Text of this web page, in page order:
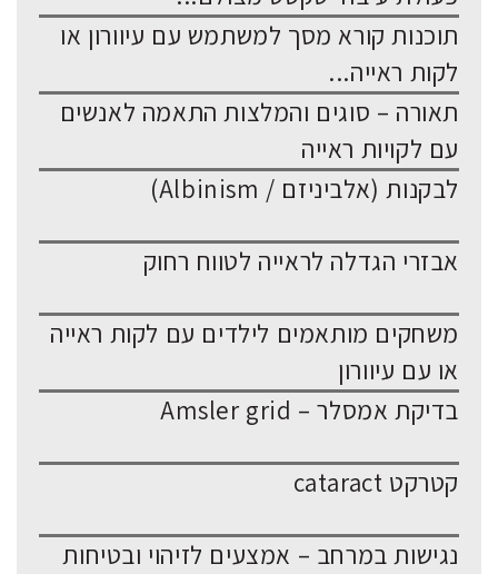
תוכנות קורא מסך למשתמש עם עיוורון או
לקות ראייה...
תאורה – סוגים והמלצות התאמה לאנשים
עם לקויות ראייה
לבקנות (אלביניזם / Albinism)
אבזרי הגדלה לראייה לטווח רחוק
משחקים מותאמים לילדים עם לקות ראייה
או עם עיוורון
בדיקת אמסלר – Amsler grid
קטרקט cataract
נגישות במרחב – אמצעים לזיהוי ובטיחות